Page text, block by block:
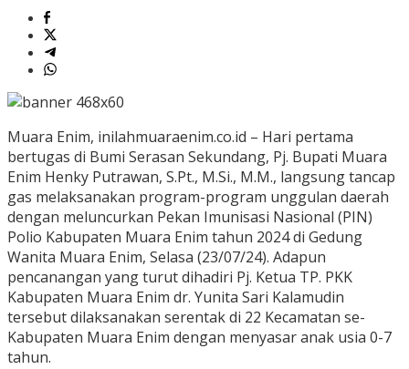
Muara Enim, inilahmuaraenim.co.id – Hari pertama
bertugas di Bumi Serasan Sekundang, Pj. Bupati Muara
Enim Henky Putrawan, S.Pt., M.Si., M.M., langsung tancap
gas melaksanakan program-program unggulan daerah
dengan meluncurkan Pekan Imunisasi Nasional (PIN)
Polio Kabupaten Muara Enim tahun 2024 di Gedung
Wanita Muara Enim, Selasa (23/07/24). Adapun
pencanangan yang turut dihadiri Pj. Ketua TP. PKK
Kabupaten Muara Enim dr. Yunita Sari Kalamudin
tersebut dilaksanakan serentak di 22 Kecamatan se-
Kabupaten Muara Enim dengan menyasar anak usia 0-7
tahun.